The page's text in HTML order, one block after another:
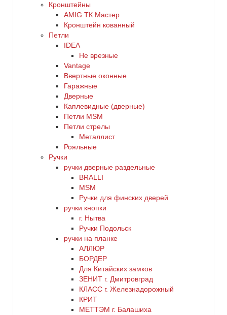
Кронштейны
AMIG ТК Мастер
Кронштейн кованный
Петли
IDEA
Не врезные
Vantage
Ввертные оконные
Гаражные
Дверные
Каплевидные (дверные)
Петли MSM
Петли стрелы
Металлист
Рояльные
Ручки
ручки дверные раздельные
BRALLI
MSM
Ручки для финских дверей
ручки кнопки
г. Нытва
Ручки Подольск
ручки на планке
АЛЛЮР
БОРДЕР
Для Китайских замков
ЗЕНИТ г. Дмитровград
КЛАСС г. Железнадорожный
КРИТ
МЕТТЭМ г. Балашиха